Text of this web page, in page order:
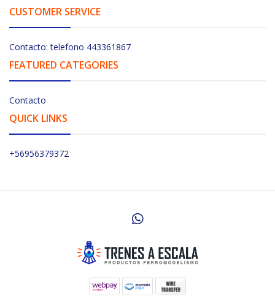
CUSTOMER SERVICE
Contacto: telefono 443361867
FEATURED CATEGORIES
Contacto
QUICK LINKS
+56956379372